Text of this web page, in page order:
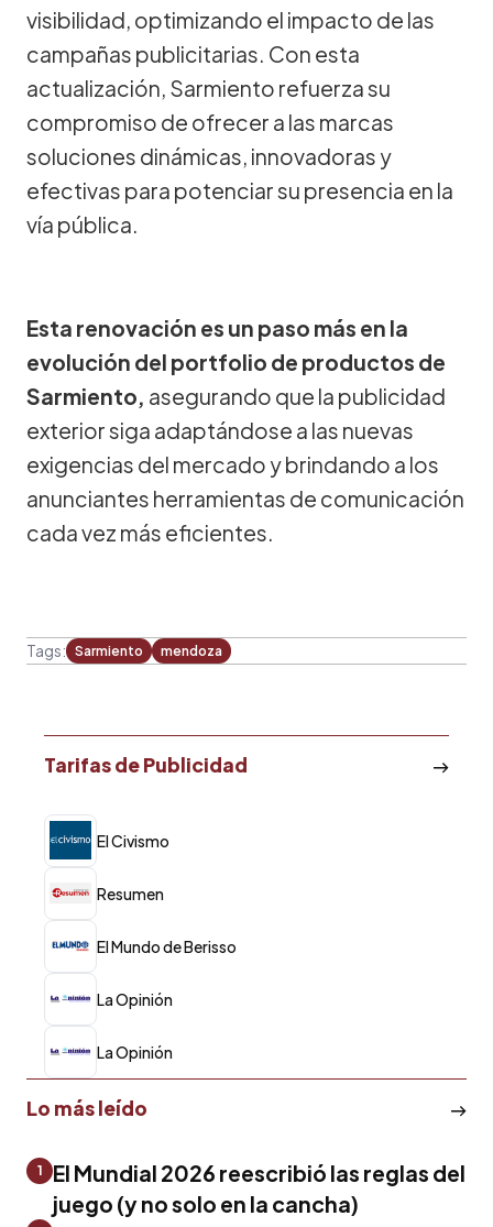
visibilidad, optimizando el impacto de las
campañas publicitarias. Con esta
actualización, Sarmiento refuerza su
compromiso de ofrecer a las marcas
soluciones dinámicas, innovadoras y
efectivas para potenciar su presencia en la
vía pública.
Esta renovación es un paso más en la
evolución del portfolio de productos de
Sarmiento, asegurando que la publicidad
exterior siga adaptándose a las nuevas
exigencias del mercado y brindando a los
anunciantes herramientas de comunicación
cada vez más eficientes.
Tags: Sarmiento mendoza
Tarifas de Publicidad
El Civismo
Resumen
El Mundo de Berisso
La Opinión
La Opinión
Lo más leído
1
El Mundial 2026 reescribió las reglas del
juego (y no solo en la cancha)